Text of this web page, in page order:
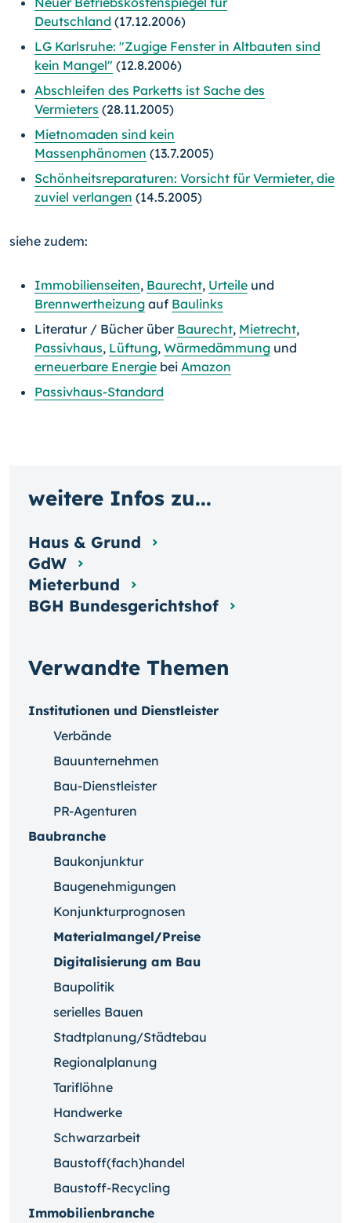
Deutschland (17.12.2006)
LG Karlsruhe: "Zugige Fenster in Altbauten sind
kein Mangel" (12.8.2006)
Abschleifen des Parketts ist Sache des
Vermieters (28.11.2005)
Mietnomaden sind kein
Massenphänomen (13.7.2005)
Schönheitsreparaturen: Vorsicht für Vermieter, die
zuviel verlangen (14.5.2005)
siehe zudem:
Immobilienseiten, Baurecht, Urteile und
Brennwertheizung auf Baulinks
Literatur / Bücher über Baurecht, Mietrecht,
Passivhaus, Lüftung, Wärmedämmung und
erneuerbare Energie bei Amazon
Passivhaus-Standard
Verwandte Themen
Institutionen und Dienstleister
Verbände
Bauunternehmen
Bau-Dienstleister
PR-Agenturen
Baubranche
Baukonjunktur
Baugenehmigungen
Konjunkturprognosen
Materialmangel/Preise
Digitalisierung am Bau
Baupolitik
serielles Bauen
Stadtplanung/Städtebau
Regionalplanung
Tariflöhne
Handwerke
Schwarzarbeit
Baustoff(fach)handel
Baustoff-Recycling
Immobilienbranche
weitere Infos zu...
Haus & Grund
GdW
Mieterbund
BGH Bundesgerichtshof